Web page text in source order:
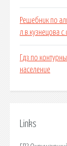
Решебник по
л.в.кузнецова
Гдз по
население
Links